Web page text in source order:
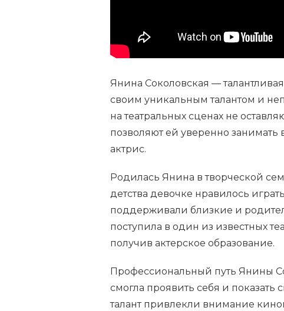
Янина Соколовская —
своим уникальным талантом и
на театральных сценах не
позволяют ей уверенно занимать
актрис.
Родилась Янина в творческой
детства девочке нравилось
поддерживали близкие и
поступила в один из известных
получив актерское образование.
Профессиональный путь Янины
смогла проявить себя и
талант привлекли внимание